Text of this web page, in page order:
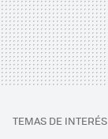
TEMAS DE INTERÉS